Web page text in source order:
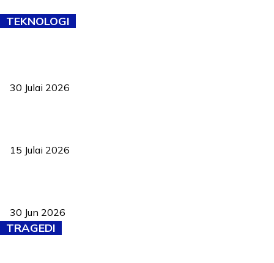
TEKNOLOGI
30 Julai 2026
15 Julai 2026
30 Jun 2026
TRAGEDI